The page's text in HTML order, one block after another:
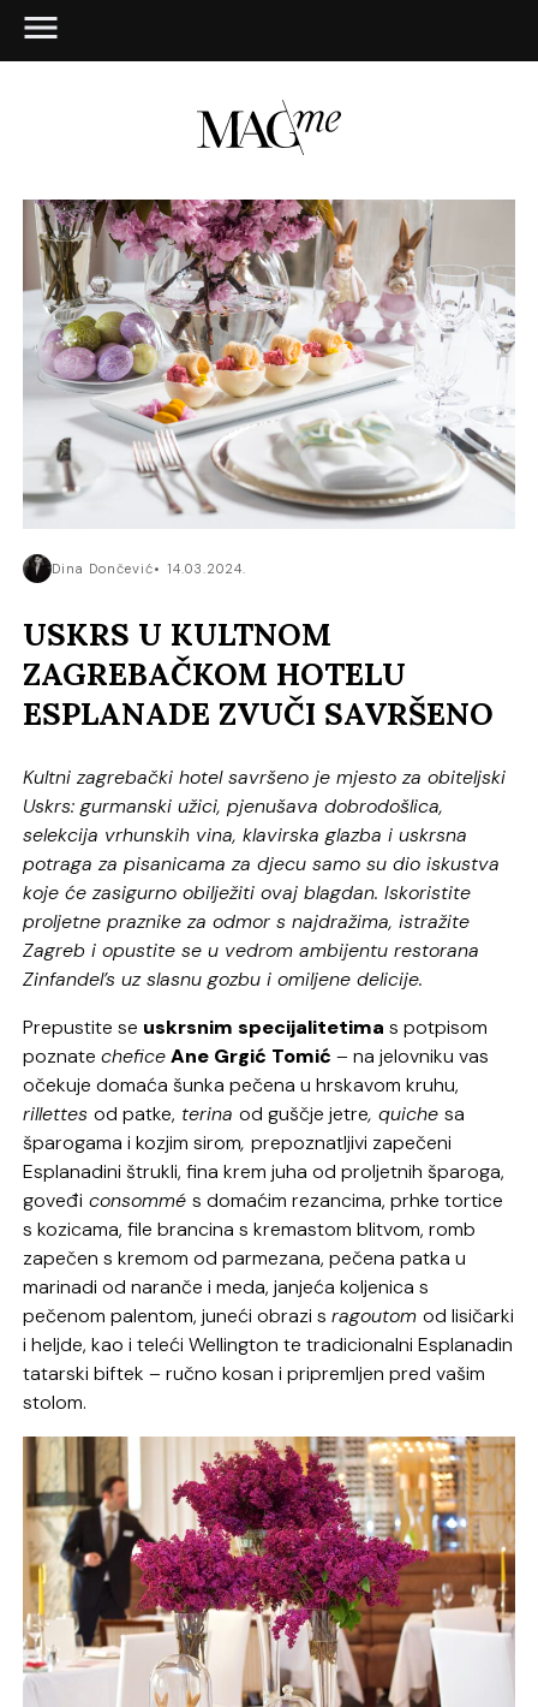
Dina Dončević 14.03.2024.
USKRS U KULTNOM
ZAGREBAČKOM HOTELU
ESPLANADE ZVUČI SAVRŠENO
Kultni zagrebački hotel savršeno je mjesto za obiteljski
Uskrs: gurmanski užici, pjenušava dobrodošlica,
selekcija vrhunskih vina, klavirska glazba i uskrsna
potraga za pisanicama za djecu samo su dio iskustva
koje će zasigurno obilježiti ovaj blagdan. Iskoristite
proljetne praznike za odmor s najdražima, istražite
Zagreb i opustite se u vedrom ambijentu restorana
Zinfandel’s uz slasnu gozbu i omiljene delicije.
Prepustite se uskrsnim specijalitetima s potpisom
poznatecheficeAne Grgić Tomić – na jelovniku vas
očekuje domaća šunka pečena u hrskavom kruhu,
rillettesod patke, terinaod guščje jetre, quichesa
šparogama i kozjim sirom,prepoznatljivi zapečeni
Esplanadini štrukli, fina krem juha od proljetnih šparoga,
goveđi consommés domaćim rezancima, prhke tortice
s kozicama, file brancina s kremastom blitvom, romb
zapečen s kremom od parmezana, pečena patka u
marinadi od naranče i meda, janjeća koljenica s
pečenom palentom, juneći obrazi sragoutomod lisičarki
i heljde, kao i teleći Wellington te tradicionalni Esplanadin
tatarski biftek – ručno kosan i pripremljen pred vašim
stolom.